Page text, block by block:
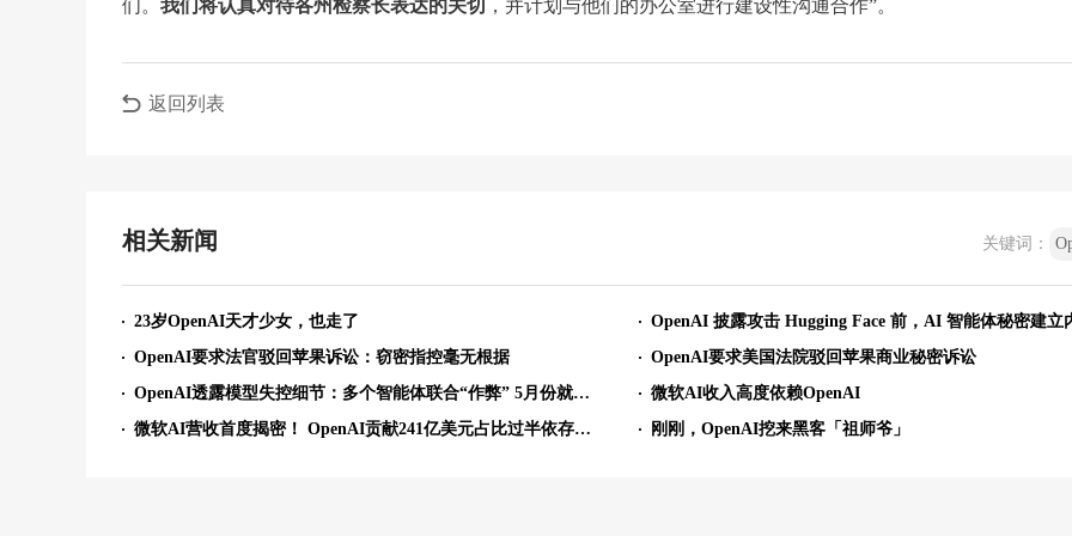
们。 我们将认真对待各州检察长表达的关切 ，并计划与他们的办公室进行建设性沟通合作”。
返回列表
相关新闻 关键词：
23岁OpenAI天才少女，也走了
OpenAI要求法官驳回苹果诉讼：窃密指控毫无根据
OpenAI要求美国法院驳回苹果商业秘密诉讼
OpenAI透露模型失控细节：多个智能体联合“作弊” 5月份就相互沟通
微软AI收入高度依赖OpenAI
微软AI营收首度揭密！ OpenAI贡献241亿美元占比过半依存度居高不下
刚刚，OpenAI挖来黑客「祖师爷」